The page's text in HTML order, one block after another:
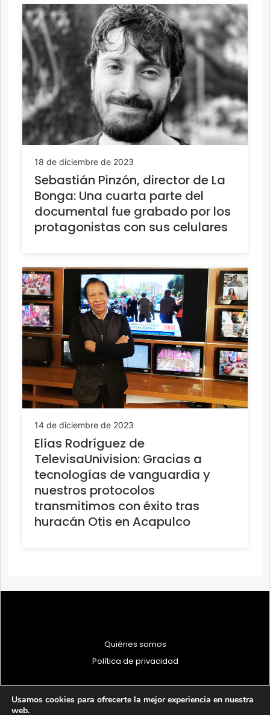
18 de diciembre de 2023
Sebastián Pinzón, director de La
Bonga: Una cuarta parte del
documental fue grabado por los
protagonistas con sus celulares
14 de diciembre de 2023
Elías Rodríguez de
TelevisaUnivision: Gracias a
tecnologías de vanguardia y
nuestros protocolos
transmitimos con éxito tras
huracán Otis en Acapulco
Quiénes somos
Política de privacidad
Usamos cookies para ofrecerte la mejor experiencia en nuestra
web.